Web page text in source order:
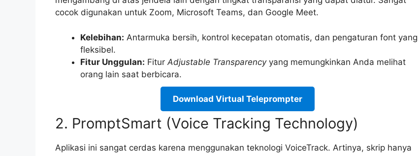
cocok digunakan untuk Zoom, Microsoft Teams, dan Google Meet.
Kelebihan: Antarmuka bersih, kontrol kecepatan otomatis, dan pengaturan font yang
fleksibel.
Fitur Unggulan: Fitur Adjustable Transparencyyang memungkinkan Anda melihat
orang lain saat berbicara.
Download Virtual Teleprompter
2. PromptSmart (Voice Tracking Technology)
Aplikasi ini sangat cerdas karena menggunakan teknologi VoiceTrack. Artinya, skrip hanya